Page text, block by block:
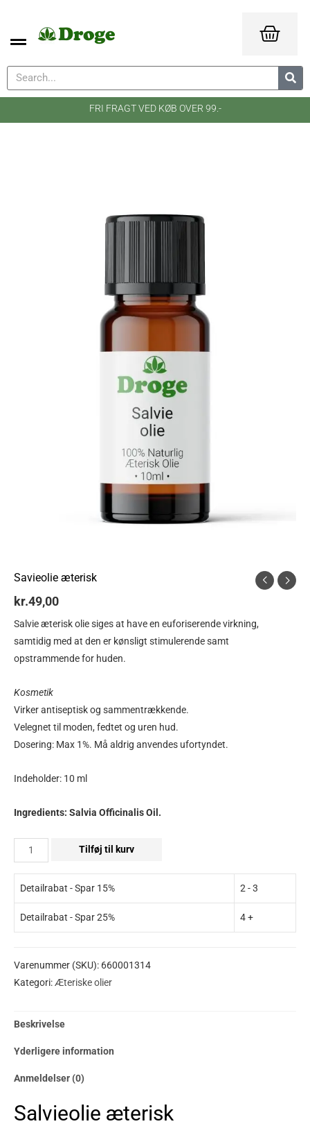
FRI FRAGT VED KØB OVER 99.-
Savieolie æterisk
kr.49,00
Salvie æterisk olie siges at have en euforiserende virkning,
samtidig med at den er kønsligt stimulerende samt
opstrammende for huden.
Kosmetik
Virker antiseptisk og sammentrækkende.
Velegnet til moden, fedtet og uren hud.
Dosering: Max 1%. Må aldrig anvendes ufortyndet.
Indeholder: 10 ml
Ingredients: Salvia Officinalis Oil.
Tilføj til kurv
Detailrabat - Spar 15% 2 - 3
Detailrabat - Spar 25% 4 +
Varenummer (SKU): 660001314
Kategori:Æteriske olier
Beskrivelse
Yderligere information
Anmeldelser (0)
Salvieolie æterisk